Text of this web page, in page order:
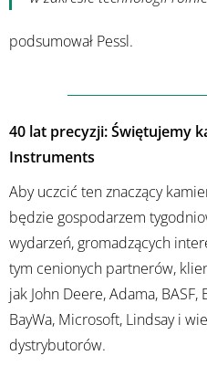
podsumował Pessl.
40 lat precyzji: Świętujemy
Instruments
Aby uczcić ten znaczący
będzie gospodarzem
wydarzeń, gromadzących
tym cenionych partnerów,
jak John Deere, Adama,
BayWa, Microsoft, Lindsay i
dystrybutorów.